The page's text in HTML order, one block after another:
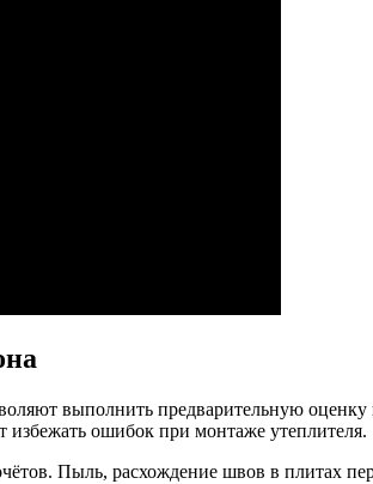
выполнить предварительную оценку
ошибок при монтаже утеплителя.
Пыль, расхождение швов в плитах